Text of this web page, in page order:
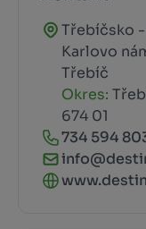
Třebíčsko
Karlovo
Třebíč
Okres:
674 01
734 594